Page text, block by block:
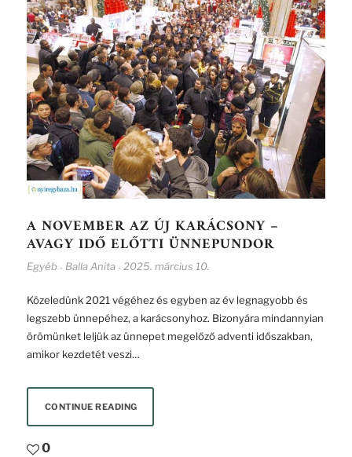
A NOVEMBER AZ ÚJ KARÁCSONY –
AVAGY IDŐ ELŐTTI ÜNNEPUNDOR
Egyéb - Balla Anita - 2025. március 10.
Közeledünk 2021 végéhez és egyben az év legnagyobb és
legszebb ünnepéhez, a karácsonyhoz. Bizonyára mindannyian
örömünket leljük az ünnepet megelőző adventi időszakban,
amikor kezdetét veszi…
CONTINUE READING
0